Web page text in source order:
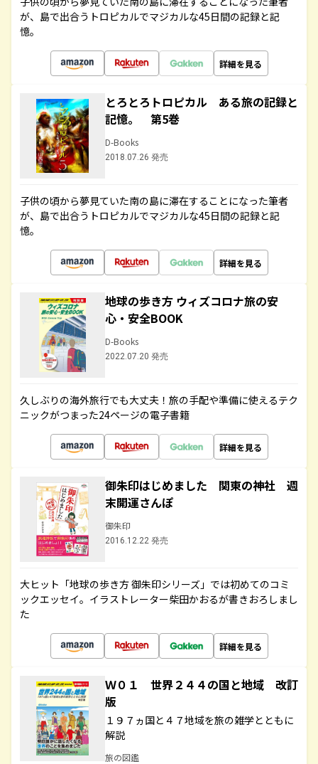
が、島で出合うトロピカルでマジカルな45日間の記録と記
憶。
詳細を見る
とろとろトロピカル ある旅の記録と
記憶。 第5巻
D-Books
2018.07.26 発売
子供の頃から夢見ていた南の島に滞在することになった筆者
が、島で出合うトロピカルでマジカルな45日間の記録と記
憶。
詳細を見る
地球の歩き方 ウィズコロナ旅の安
心・安全BOOK
D-Books
2022.07.20 発売
久しぶりの海外旅行でも大丈夫！旅の手配や準備に使えるテク
ニックがつまった24ページの電子書籍
詳細を見る
御朱印はじめました 関東の神社 週
末開運さんぽ
御朱印
2016.12.22 発売
大ヒット「地球の歩き方 御朱印シリーズ」では初めてのコミ
ックエッセイ。イラストレーター柴田かおるが書きおろしまし
た
詳細を見る
Ｗ０１ 世界２４４の国と地域 改訂
版
１９７ヵ国と４７地域を旅の雑学とともに
解説
旅の図鑑